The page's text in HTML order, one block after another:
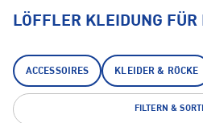
LÖFFLER KLEIDUNG FÜR
ACCESSOIRES KLEIDER & RÖCKE
FILTERN &